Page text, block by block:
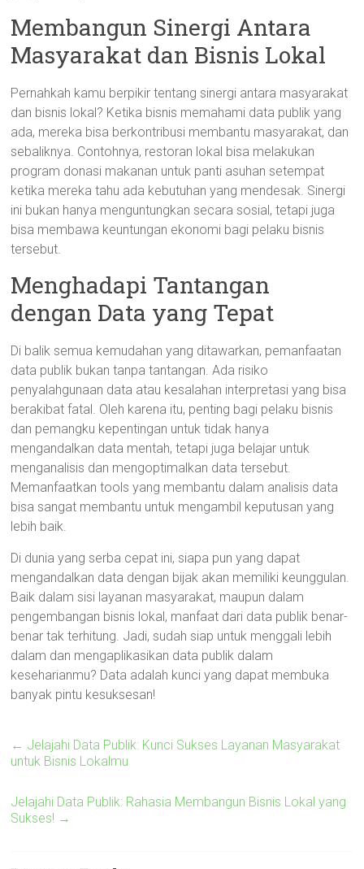
Membangun Sinergi Antara
Masyarakat dan Bisnis Lokal
Pernahkah kamu berpikir tentang sinergi antara masyarakat
dan bisnis lokal? Ketika bisnis memahami data publik yang
ada, mereka bisa berkontribusi membantu masyarakat, dan
sebaliknya. Contohnya, restoran lokal bisa melakukan
program donasi makanan untuk panti asuhan setempat
ketika mereka tahu ada kebutuhan yang mendesak. Sinergi
ini bukan hanya menguntungkan secara sosial, tetapi juga
bisa membawa keuntungan ekonomi bagi pelaku bisnis
tersebut.
Menghadapi Tantangan
dengan Data yang Tepat
Di balik semua kemudahan yang ditawarkan, pemanfaatan
data publik bukan tanpa tantangan. Ada risiko
penyalahgunaan data atau kesalahan interpretasi yang bisa
berakibat fatal. Oleh karena itu, penting bagi pelaku bisnis
dan pemangku kepentingan untuk tidak hanya
mengandalkan data mentah, tetapi juga belajar untuk
menganalisis dan mengoptimalkan data tersebut.
Memanfaatkan tools yang membantu dalam analisis data
bisa sangat membantu untuk mengambil keputusan yang
lebih baik.
Di dunia yang serba cepat ini, siapa pun yang dapat
mengandalkan data dengan bijak akan memiliki keunggulan.
Baik dalam sisi layanan masyarakat, maupun dalam
pengembangan bisnis lokal, manfaat dari data publik benar-
benar tak terhitung. Jadi, sudah siap untuk menggali lebih
dalam dan mengaplikasikan data publik dalam
keseharianmu? Data adalah kunci yang dapat membuka
banyak pintu kesuksesan!
← Jelajahi Data Publik: Kunci Sukses Layanan Masyarakat
untuk Bisnis Lokalmu
Jelajahi Data Publik: Rahasia Membangun Bisnis Lokal yang
Sukses! →